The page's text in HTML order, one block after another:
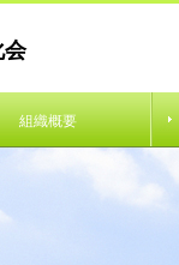
会
組織概要